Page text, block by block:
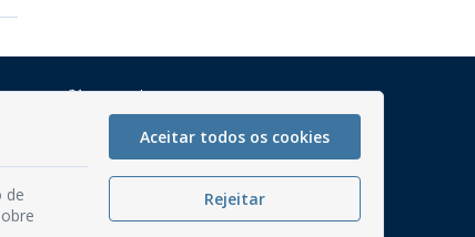
Mapa do Site
Perguntas frequentes
Manual de Navegação
de
Aceitar todos os cookies
Rejeitar